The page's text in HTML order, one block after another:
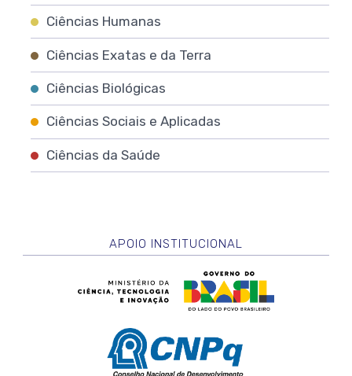
Ciências Humanas
Ciências Exatas e da Terra
Ciências Biológicas
Ciências Sociais e Aplicadas
Ciências da Saúde
APOIO INSTITUCIONAL